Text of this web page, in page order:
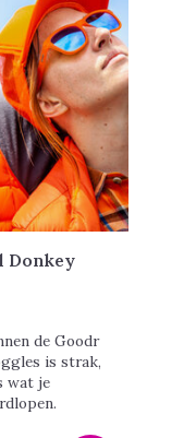
Donkey
de Goodr
is strak,
wat je